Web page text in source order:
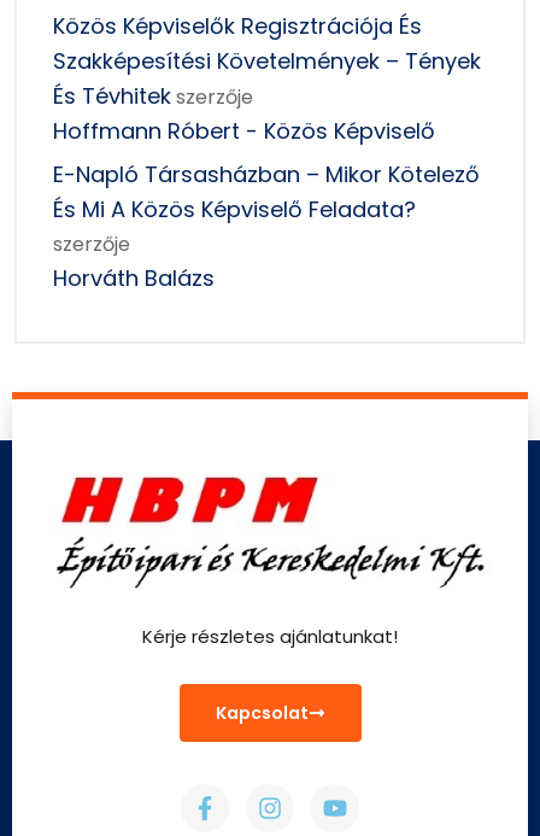
Közös Képviselők Regisztrációja És
Szakképesítési Követelmények – Tények
És Tévhitekszerzője
Hoffmann Róbert - Közös Képviselő
E-Napló Társasházban – Mikor Kötelező
És Mi A Közös Képviselő Feladata?
szerzője
Horváth Balázs
Kérje részletes ajánlatunkat!
Kapcsolat